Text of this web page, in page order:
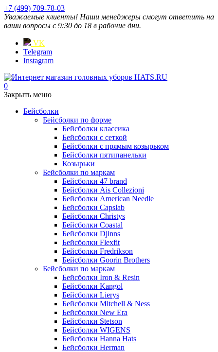
+7 (499) 709-78-03
Уважаемые клиенты! Наши менеджеры смогут ответить на
ваши вопросы с 9:30 до 18 в рабочие дни.
VK
Telegram
Instagram
0
Закрыть меню
Бейсболки
Бейсболки по форме
Бейсболки классика
Бейсболки с сеткой
Бейсболки с прямым козырьком
Бейсболки пятипанельки
Козырьки
Бейсболки по маркам
Бейсболки 47 brand
Бейсболки Ais Collezioni
Бейсболки American Needle
Бейсболки Capslab
Бейсболки Christys
Бейсболки Coastal
Бейсболки Djinns
Бейсболки Flexfit
Бейсболки Fredrikson
Бейсболки Goorin Brothers
Бейсболки по маркам
Бейсболки Iron & Resin
Бейсболки Kangol
Бейсболки Lierys
Бейсболки Mitchell & Ness
Бейсболки New Era
Бейсболки Stetson
Бейсболки WIGENS
Бейсболки Hanna Hats
Бейсболки Herman